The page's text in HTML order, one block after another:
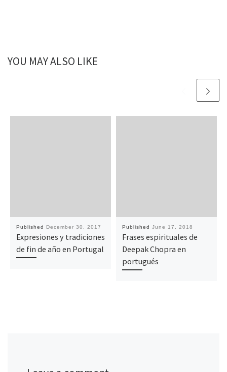
YOU MAY ALSO LIKE
Published December 30, 2017
Expresiones y tradiciones
de fin de año en Portugal
Published June 17, 2018
Frases espirituales de
Deepak Chopra en
portugués